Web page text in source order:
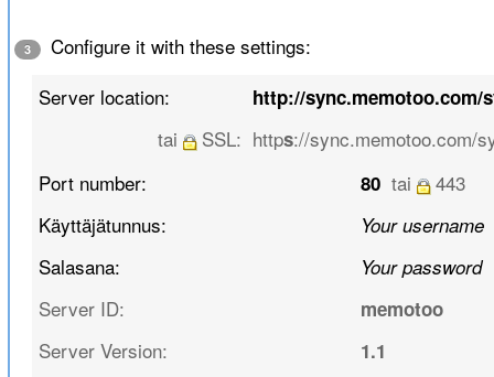
3
Configure it with these settings:
Server location:
http://sync.memotoo.com/
tai SSL: https://sync.memotoo.com/
Port number:
80 tai
443
Käyttäjätunnus:
Your username
Salasana: Your password
Server ID: memotoo
Server Version: 1.1